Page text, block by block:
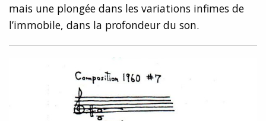
mais une plongée dans les variations infimes de
l’immobile, dans la profondeur du son.